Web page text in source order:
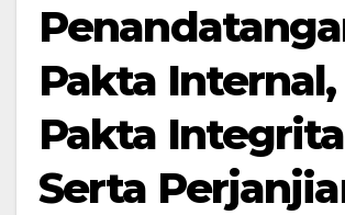
Pakta Internal,
Pakta
Serta